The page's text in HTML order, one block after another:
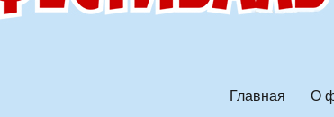
Главная О